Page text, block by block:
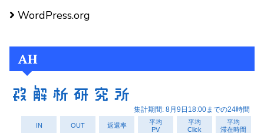
WordPress.org
AH